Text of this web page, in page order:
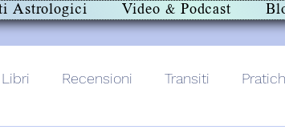
Astrologici Video & Podcast
Libri Recensioni Transiti